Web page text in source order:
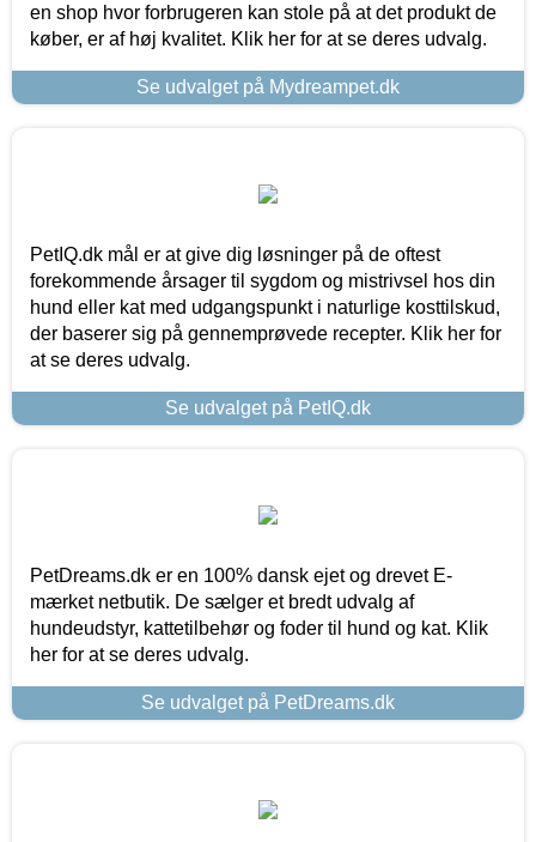
en shop hvor forbrugeren kan stole på at det produkt de
køber, er af høj kvalitet. Klik her for at se deres udvalg.
Se udvalget på Mydreampet.dk
PetIQ.dk mål er at give dig løsninger på de oftest
forekommende årsager til sygdom og mistrivsel hos din
hund eller kat med udgangspunkt i naturlige kosttilskud,
der baserer sig på gennemprøvede recepter. Klik her for
at se deres udvalg.
Se udvalget på PetIQ.dk
PetDreams.dk er en 100% dansk ejet og drevet E-
mærket netbutik. De sælger et bredt udvalg af
hundeudstyr, kattetilbehør og foder til hund og kat. Klik
her for at se deres udvalg.
Se udvalget på PetDreams.dk